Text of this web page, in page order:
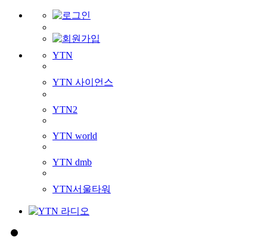
YTN
YTN 사이언스
YTN2
YTN world
YTN dmb
YTN서울타워